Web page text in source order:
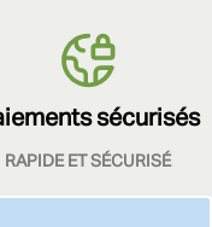
sécurisés
RAPIDE ET SÉCURISÉ